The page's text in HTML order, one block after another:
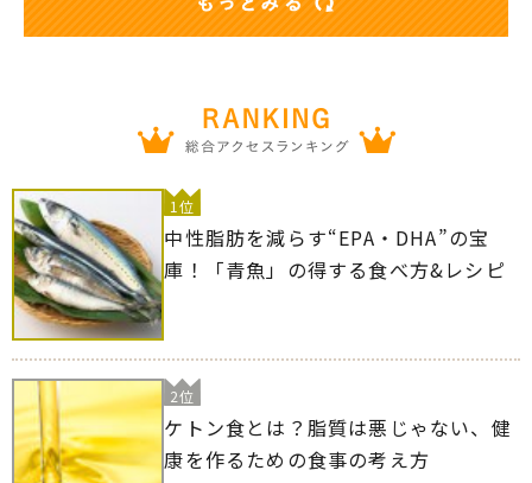
1位
中性脂肪を減らす“EPA・DHA”の宝
庫！「青魚」の得する食べ方&レシピ
2位
ケトン食とは？脂質は悪じゃない、健
康を作るための食事の考え方